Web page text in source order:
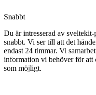
Snabbt
Du är intresserad av
snabbt. Vi ser till att det
endast 24 timmar. Vi
information vi behöver för att
som möjligt.